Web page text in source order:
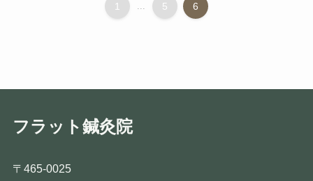
1 ... 5 6
フラット鍼灸院
〒465-0025